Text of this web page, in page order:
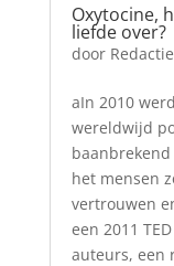
Oxytocine,
liefde over?
door
aIn 2010
wereldwijd
het mensen
vertrouwen
een 2011
auteurs, een